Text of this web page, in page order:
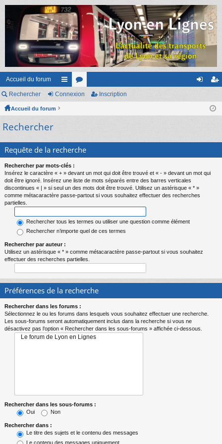
Accueil du forum
ac
s
or
cri
Rechercher Connexion Inscription
Accueil du forum
Rechercher
Requête de la recherche
Rechercher par mots-clés :
Insérez le caractère « + » devant un mot qui doit être trouvé et « - » devant un mot qui
doit être ignoré. Insérez une liste de mots séparés entre des barres verticales
discontinues « | » si seul un des mots doit être trouvé. Utilisez un astérisque « * »
comme métacaractère passe-partout si vous souhaitez effectuer des recherches
partielles.
Rechercher tous les termes ou utiliser une question comme élément
Rechercher n’importe quel de ces termes
Rechercher par auteur :
Utilisez un astérisque « * » comme métacaractère passe-partout si vous souhaitez
effectuer des recherches partielles.
Préférences de la recherche
Rechercher dans les forums :
Sélectionnez le ou les forums dans lesquels vous souhaitez effectuer une recherche.
Les sous-forums seront automatiquement inclus dans la recherche si vous ne
désactivez pas l’option « Rechercher dans les sous-forums » affichée ci-dessous.
Rechercher dans les sous-forums :
Oui
Non
Rechercher dans :
Le titre des sujets et le contenu des messages
Le contenu des messages uniquement